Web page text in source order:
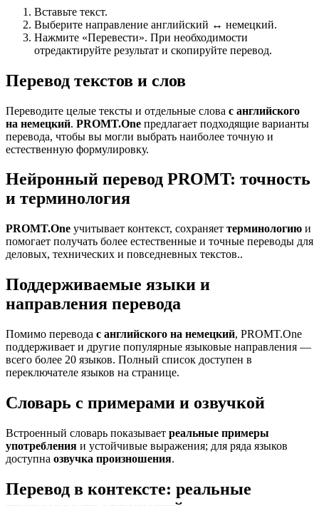
Вставьте текст.
Выберите направление английский ↔ немецкий.
Нажмите «Перевести». При необходимости
отредактируйте результат и скопируйте перевод.
Перевод текстов и слов
Переводите целые тексты и отдельные слова с английского
на немецкий. PROMT.One предлагает подходящие варианты
перевода, чтобы вы могли выбрать наиболее точную и
естественную формулировку.
Нейронный перевод PROMT: точность
и терминология
PROMT.One учитывает контекст, сохраняет терминологию и
помогает получать более естественные и точные переводы для
деловых, технических и повседневных текстов..
Поддерживаемые языки и
направления перевода
Помимо перевода с английского на немецкий, PROMT.One
поддерживает и другие популярные языковые направления —
всего более 20 языков. Полный список доступен в
переключателе языков на странице.
Словарь с примерами и озвучкой
Встроенный словарь показывает реальные примеры
употребления и устойчивые выражения; для ряда языков
доступна озвучка произношения.
Перевод в контексте: реальные